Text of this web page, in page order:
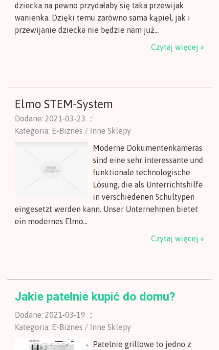
dziecka na pewno przydałaby się taka przewijak
wanienka. Dzięki temu zarówno sama kąpiel, jak i
przewijanie dziecka nie będzie nam już...
Czytaj więcej »
Elmo STEM-System
Dodane: 2021-03-23
::
Kategoria: E-Biznes / Inne Sklepy
Moderne Dokumentenkameras
sind eine sehr interessante und
funktionale technologische
Lösung, die als Unterrichtshilfe
in verschiedenen Schultypen
eingesetzt werden kann. Unser Unternehmen bietet
ein modernes Elmo...
Czytaj więcej »
Jakie patelnie kupić do domu?
Dodane: 2021-03-19 ::
Kategoria: E-Biznes / Inne Sklepy
Patelnie grillowe to jedno z